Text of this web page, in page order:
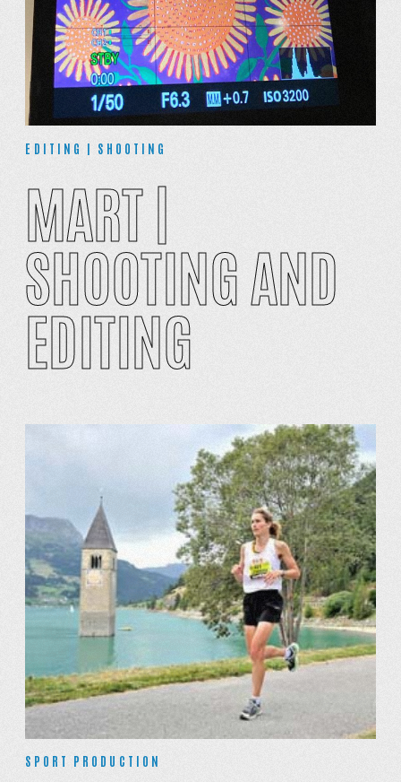
EDITING | SHOOTING
MART |
SHOOTING AND
EDITING
SPORT PRODUCTION